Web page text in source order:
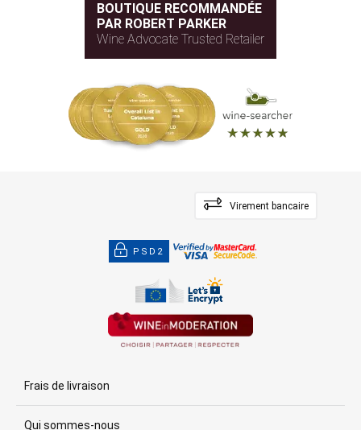
BOUTIQUE RECOMMANDÉE
PAR ROBERT PARKER
Wine Advocate Trusted Retailer
Virement bancaire
PSD2
Frais de livraison
Qui sommes-nous